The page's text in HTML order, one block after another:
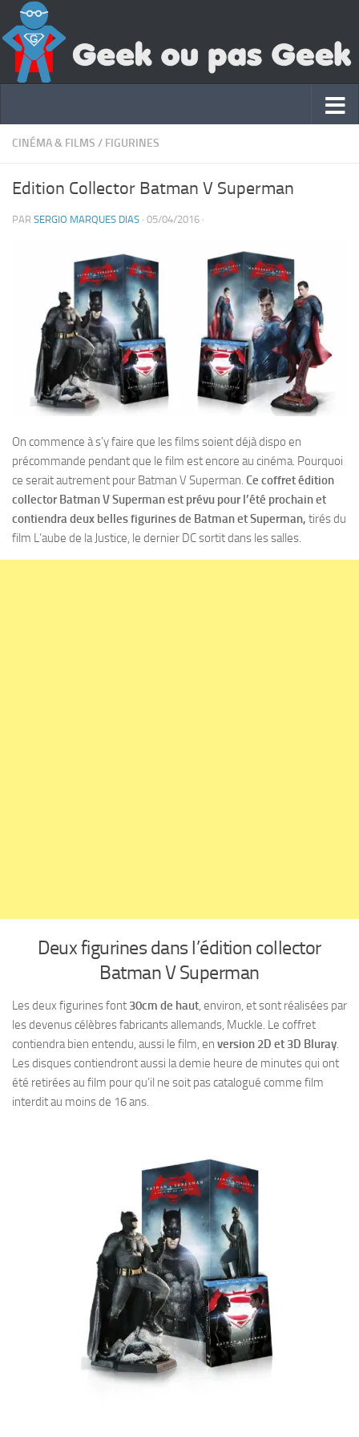
CINÉMA & FILMS / FIGURINES
Edition Collector Batman V Superman
PAR SERGIO MARQUES DIAS · 05/04/2016 ·
On commence à s’y faire que les films soient déjà dispo en
précommande pendant que le film est encore au cinéma. Pourquoi
ce serait autrement pour Batman V Superman. Ce coffret édition
collector Batman V Superman est prévu pour l’été prochain et
contiendra deux belles figurines de Batman et Superman, tirés du
film L’aube de la Justice, le dernier DC sortit dans les salles.
Deux figurines dans l’édition collector
Batman V Superman
Les deux figurines font 30cm de haut, environ, et sont réalisées par
les devenus célèbres fabricants allemands, Muckle. Le coffret
contiendra bien entendu, aussi le film, en version 2D et 3D Bluray.
Les disques contiendront aussi la demie heure de minutes qui ont
été retirées au film pour qu’il ne soit pas catalogué comme film
interdit au moins de 16 ans.